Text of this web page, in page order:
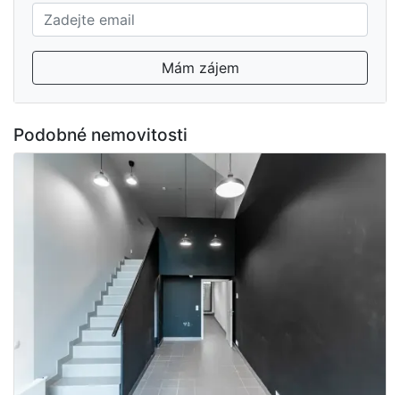
Mám zájem
Podobné nemovitosti